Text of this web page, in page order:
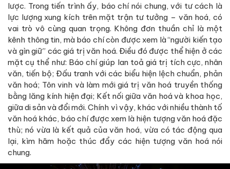
lược. Trong tiến trình ấy, báo chí nói chung, với tư cách là
lực lượng xung kích trên mặt trận tư tưởng – văn hoá, có
vai trò vô cùng quan trọng. Không đơn thuần chỉ là một
kênh thông tin, mà báo chí còn được xem là “người kiến tạo
và gìn giữ” các giá trị văn hoá. Điều đó được thể hiện ở các
mặt cụ thể như: Báo chí giúp lan toả giá trị tích cực, nhân
văn, tiến bộ; Đấu tranh với các biểu hiện lệch chuẩn, phản
văn hoá; Tôn vinh và làm mới giá trị văn hoá truyền thống
bằng lăng kính hiện đại; Kết nối giữa văn hoá và khoa học,
giữa di sản và đổi mới. Chính vì vậy, khác với nhiều thành tố
văn hoá khác, báo chí được xem là hiện tượng văn hoá đặc
thù; nó vừa là kết quả của văn hoá, vừa có tác động qua
lại, kìm hãm hoặc thúc đẩy các hiện tượng văn hoá nói
chung.